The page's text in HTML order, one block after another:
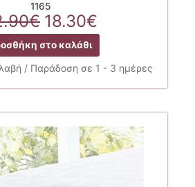
1165
€ Original
price
was:
22.90€.
18.30€
τρέχουσα
τιμή
είναι:
στο καλάθι
/ Παράδοση σε 1 - 3 ημέρες